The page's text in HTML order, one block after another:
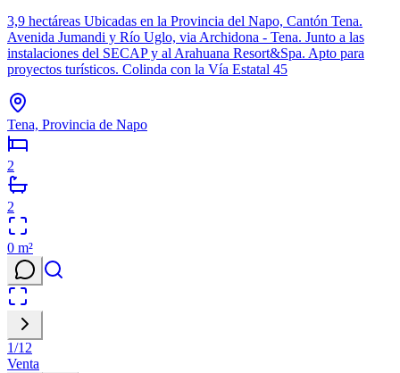
3,9 hectáreas Ubicadas en la Provincia del Napo, Cantón Tena.
Avenida Jumandi y Río Uglo, via Archidona - Tena. Junto a las
instalaciones del SECAP y al Arahuana Resort&Spa. Apto para
proyectos turísticos. Colinda con la Vía Estatal 45
Tena, Provincia de Napo
2
2
0 m²
1/12
Venta